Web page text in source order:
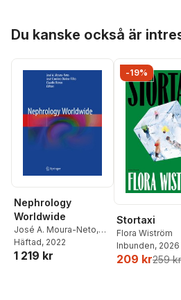
Du kanske också är
Nephrology
Worldwide
José A. Moura-Neto,
José Carolino Divino-
Filho,Claudio Ronco
Häftad, 2022
1 219 kr
-19%
Stortaxi
Flora Wiström
Inbunden, 2026
209 kr259 kr